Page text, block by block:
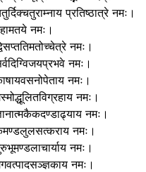
प्रतिष्ठात्रे नमः।
नमः।
नमः।
नमः।
नमः।
नमः।
नमः।
नमः।
नमः।
नमः।